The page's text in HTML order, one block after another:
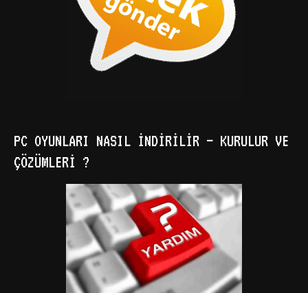
PC OYUNLARI NASIL İNDIRILIR – KURULUR VE
ÇÖZÜMLERI ?